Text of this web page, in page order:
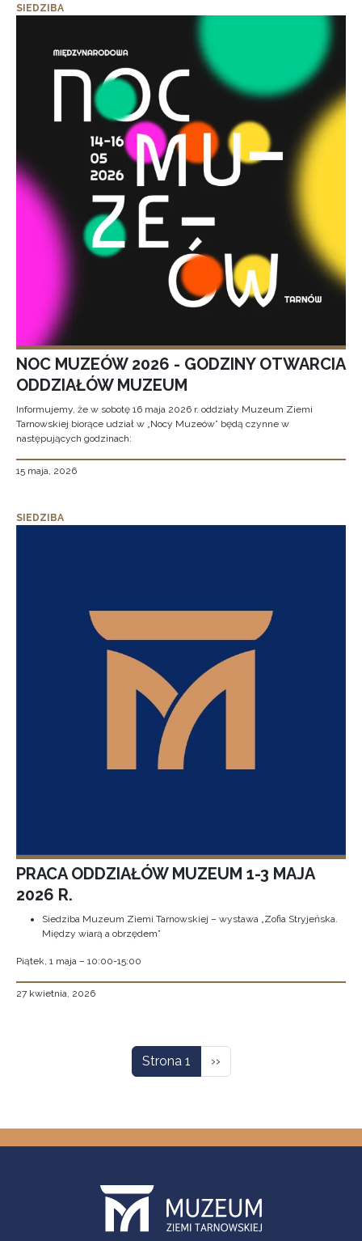
SIEDZIBA
NOC MUZEÓW 2026 - GODZINY OTWARCIA
ODDZIAŁÓW MUZEUM
Informujemy, że w sobotę 16 maja 2026 r. oddziały Muzeum Ziemi
Tarnowskiej biorące udział w „Nocy Muzeów” będą czynne w
następujących godzinach:
15 maja, 2026
SIEDZIBA
PRACA ODDZIAŁÓW MUZEUM 1-3 MAJA
2026 R.
Siedziba Muzeum Ziemi Tarnowskiej – wystawa „Zofia Stryjeńska.
Między wiarą a obrzędem”
Piątek, 1 maja – 10:00-15:00
27 kwietnia, 2026
Strona 1 Następna strona
››